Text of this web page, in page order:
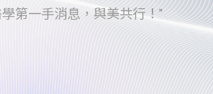
EN
第一手消息，與美共行！"